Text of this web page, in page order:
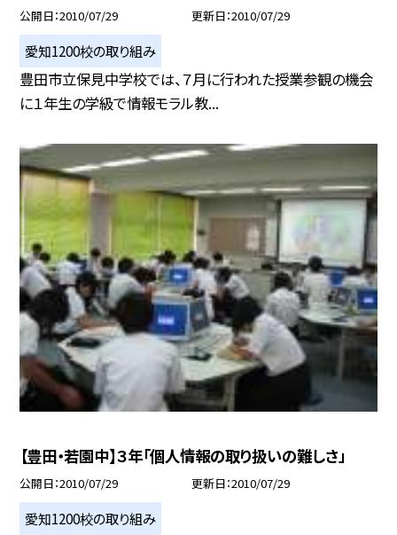
公開日 2010/07/29 更新日 2010/07/29
愛知1200校の取り組み
豊田市立保見中学校では、７月に行われた授業参観の機会
に１年生の学級で情報モラル教...
【豊田・若園中】３年「個人情報の取り扱いの難しさ」
公開日 2010/07/29 更新日 2010/07/29
愛知1200校の取り組み